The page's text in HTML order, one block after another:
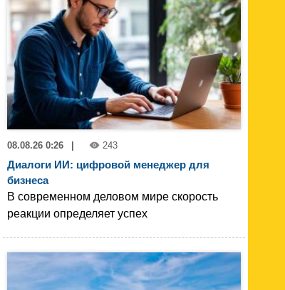
08.08.26 0:26 243
Диалоги ИИ: цифровой менеджер для
бизнеса
В современном деловом мире скорость
реакции определяет успех